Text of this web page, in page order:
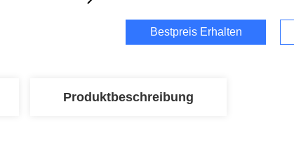
Bestpreis Erhalten
Produktbeschreibung